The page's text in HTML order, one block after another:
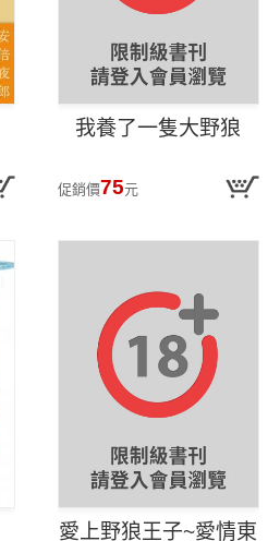
我養了一隻大野狼
促銷價75元
愛上野狼王子~愛情東